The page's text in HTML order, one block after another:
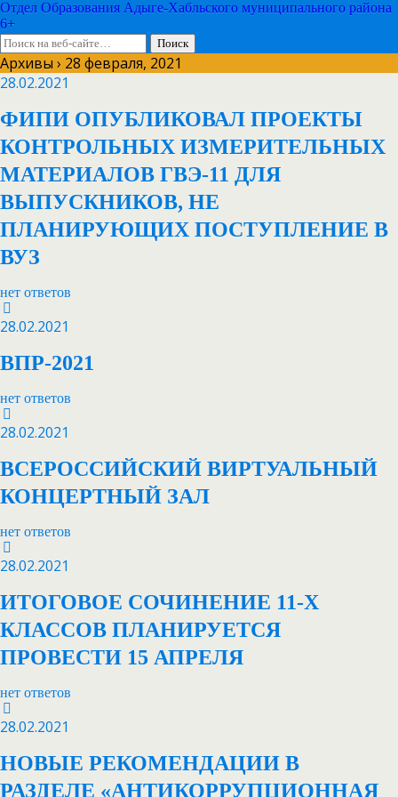
Отдел Образования Адыге-Хабльского муниципального района
6+
Архивы › 28 февраля, 2021
28.02.2021
ФИПИ ОПУБЛИКОВАЛ ПРОЕКТЫ
КОНТРОЛЬНЫХ ИЗМЕРИТЕЛЬНЫХ
МАТЕРИАЛОВ ГВЭ-11 ДЛЯ
ВЫПУСКНИКОВ, НЕ
ПЛАНИРУЮЩИХ ПОСТУПЛЕНИЕ В
ВУЗ
нет ответов
28.02.2021
ВПР-2021
нет ответов
28.02.2021
ВСЕРОССИЙСКИЙ ВИРТУАЛЬНЫЙ
КОНЦЕРТНЫЙ ЗАЛ
нет ответов
28.02.2021
ИТОГОВОЕ СОЧИНЕНИЕ 11-Х
КЛАССОВ ПЛАНИРУЕТСЯ
ПРОВЕСТИ 15 АПРЕЛЯ
нет ответов
28.02.2021
НОВЫЕ РЕКОМЕНДАЦИИ В
РАЗДЕЛЕ «АНТИКОРРУПЦИОННАЯ